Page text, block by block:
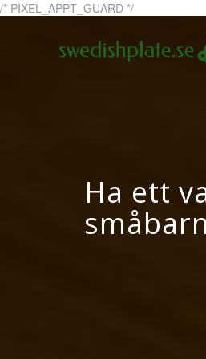
/* PIXEL_APPT_GUARD */Skip
content
Ha ett
småbarn